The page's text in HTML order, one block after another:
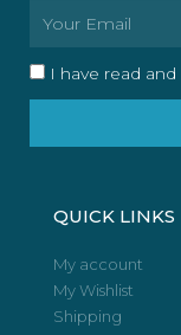
I have read
QUICK LINKS
My account
My Wishlist
Shipping